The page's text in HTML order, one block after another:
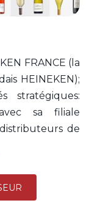
FRANCE (la
HEINEKEN);
stratégiques:
sa filiale
de
nationale avec
en 2018,